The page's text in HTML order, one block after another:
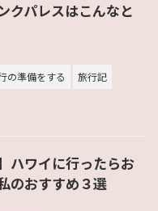
クパレスはこんなと
の準備をする
旅行記
ハワイに行ったらお
のおすすめ３選